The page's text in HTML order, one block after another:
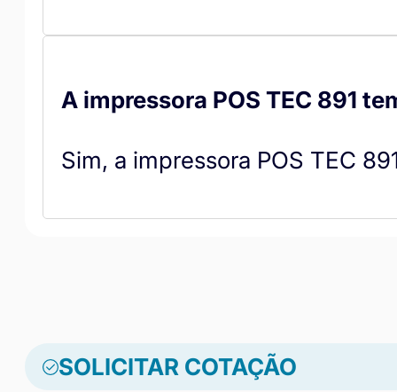
A impressora POS TEC 891
Sim, a impressora POS TEC
SOLICITAR COTAÇÃO